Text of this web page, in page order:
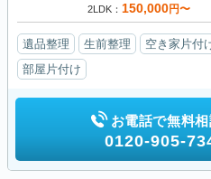
2LDK 150,000円〜
遺品整理 生前整理 空き家片付
部屋片付け
お電話で無料
0120-905-